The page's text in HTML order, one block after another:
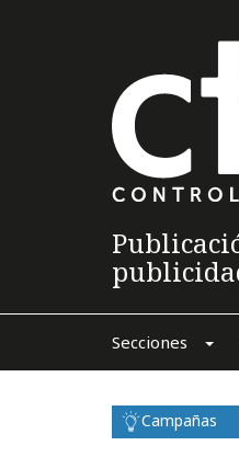
Secciones
Campañas